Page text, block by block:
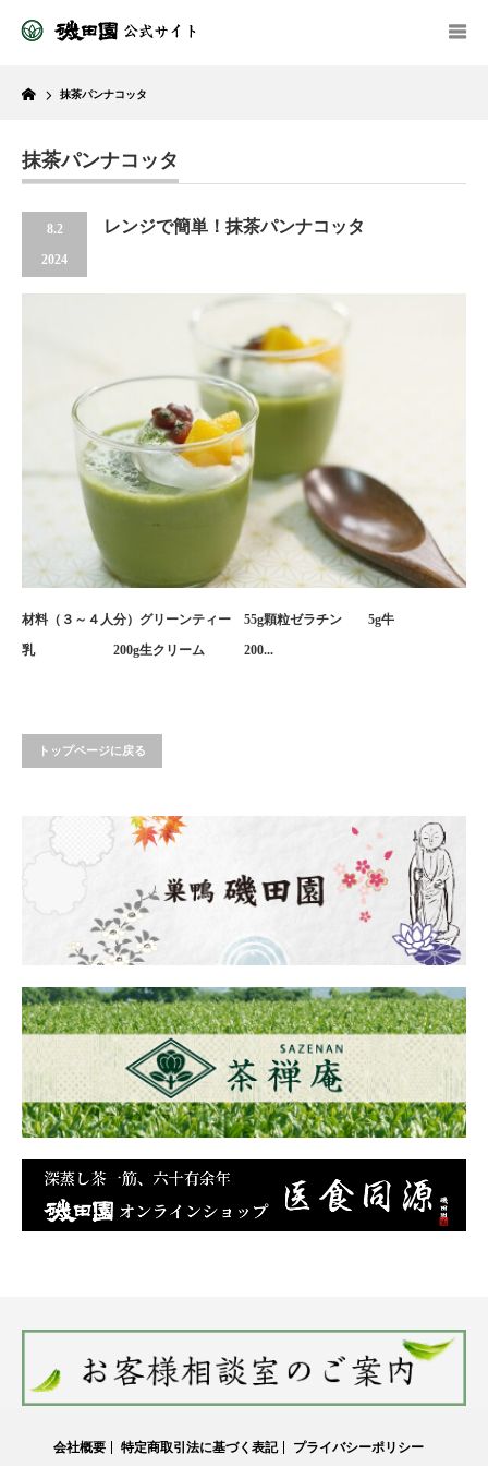
Home
抹茶パンナコッタ
抹茶パンナコッタ
8.2
2024
レンジで簡単！抹茶パンナコッタ
材料（３～４人分）グリーンティー 55g顆粒ゼラチン 5g牛
乳 200g生クリーム 200...
トップページに戻る
会社概要 特定商取引法に基づく表記 プライバシーポリシー